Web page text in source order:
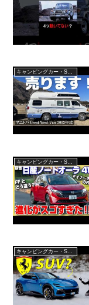
キャンピングカー・SUV人気車種
キャンピングカー・SUV人気車種